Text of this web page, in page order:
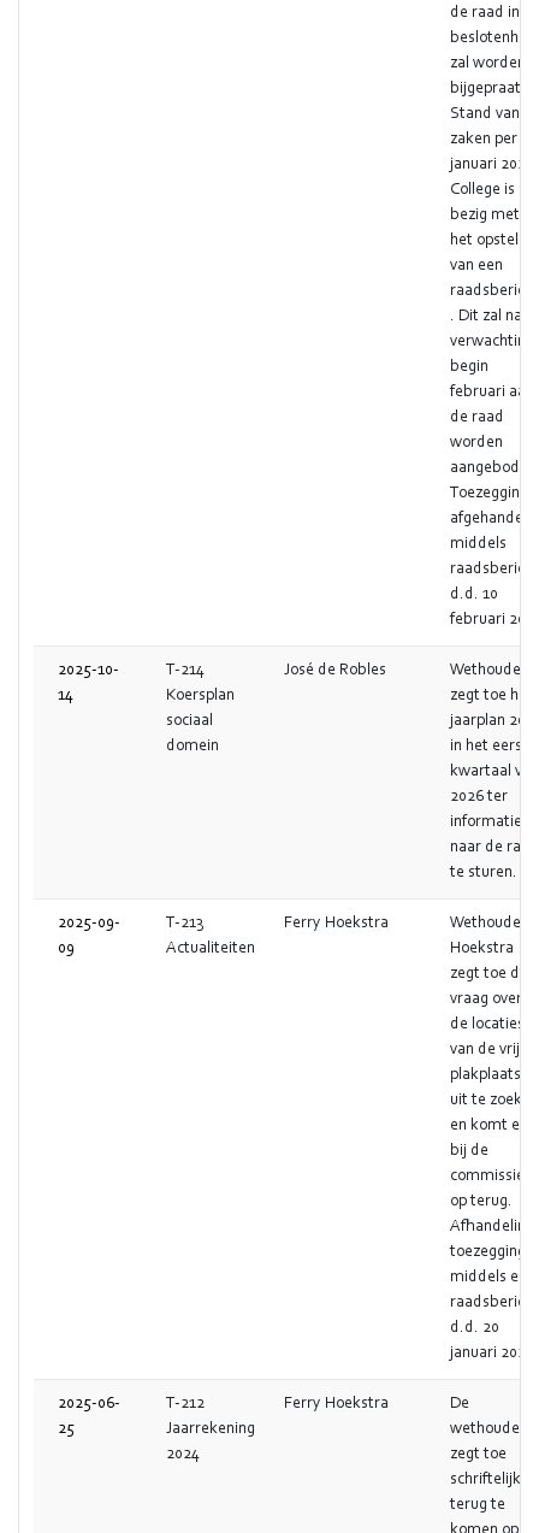
de raad in
beslotenheid
zal worden
bijgepraat.
Stand van
zaken per 1
januari 2026:
College is
bezig met
het opstellen
van een
raadsbericht
. Dit zal naar
verwachting
begin
februari aan
de raad
worden
Toezegging
afgehandeld
middels
raadsbericht
d.d. 10
februari
2025-10-
14
T-214
Koersplan
sociaal
domein
José de Robles
Wethouder
zegt toe het
jaarplan
in het eerste
kwartaal van
2026 ter
informatie
naar de raad
te sturen.
2025-09-
09
T-213
Actualiteiten
Ferry Hoekstra
Wethouder
Hoekstra
zegt toe de
vraag over
de locaties
van de vrije
plakplaatsen
uit te zoeken
en komt er
bij de
commissie
op terug.
Afhandeling
toezegging:
middels een
raadsbericht
d.d. 20
januari 2026.
2025-06-
25
T-212
Jaarrekening
2024
Ferry Hoekstra
De
wethouder
zegt toe
schriftelijk
terug te